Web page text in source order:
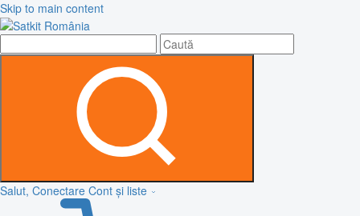
Skip to main content
Salut, Conectare Cont și liste